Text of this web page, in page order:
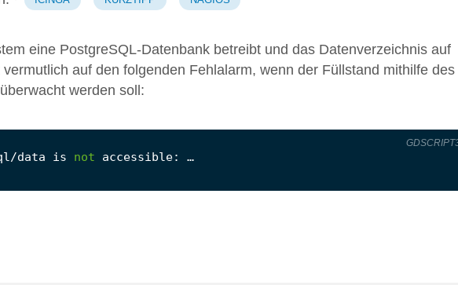
eine PostgreSQL-Datenbank betreibt und das Datenverzeichnis auf
auf den folgenden Fehlalarm, wenn der Füllstand mithilfe des
überwacht werden soll:
/data is not accessible: …